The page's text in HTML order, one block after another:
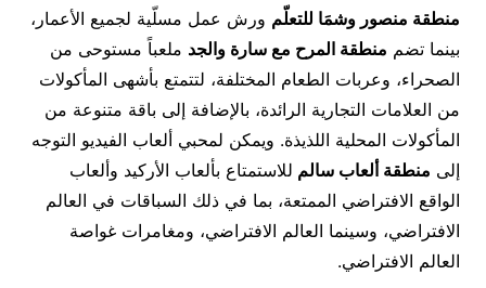
منطقة منصور وشمَا للتعلّم ورش عمل مسلّية لجميع الأعمار،
بينما تضم منطقة المرح مع سارة والجد ملعباً مستوحى من
الصحراء، وعربات الطعام المختلفة، لتتمتع بأشهى المأكولات
من العلامات التجارية الرائدة، بالإضافة إلى باقة متنوعة من
المأكولات المحلية اللذيذة. ويمكن لمحبي ألعاب الفيديو التوجه
إلى منطقة ألعاب سالم للاستمتاع بألعاب الأركيد وألعاب
الواقع الافتراضي الممتعة، بما في ذلك السباقات في العالم
الافتراضي، وسينما العالم الافتراضي، ومغامرات غواصة
العالم الافتراضي.